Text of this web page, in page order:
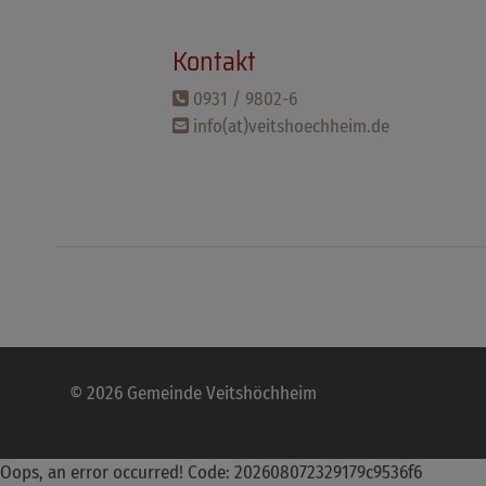
Kontakt
0931 / 9802-6
info(at)veitshoechheim.de
© 2026 Gemeinde Veitshöchheim
Oops, an error occurred! Code: 202608072329179c9536f6